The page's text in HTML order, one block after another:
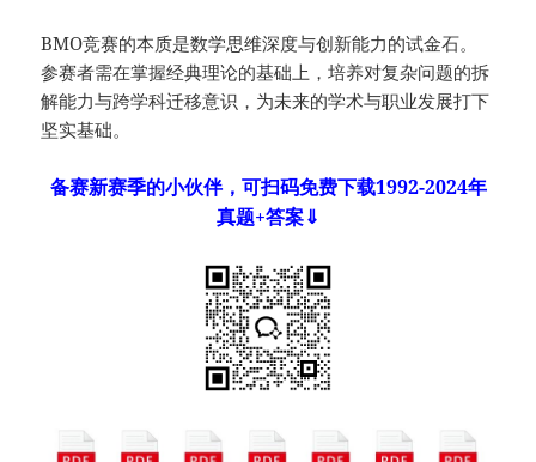
BMO竞赛的本质是数学思维深度与创新能力的试金石。
参赛者需在掌握经典理论的基础上，培养对复杂问题的拆
解能力与跨学科迁移意识，为未来的学术与职业发展打下
坚实基础。
备赛新赛季的小伙伴，可扫码免费下载1992-2024年
真题+答案⇓